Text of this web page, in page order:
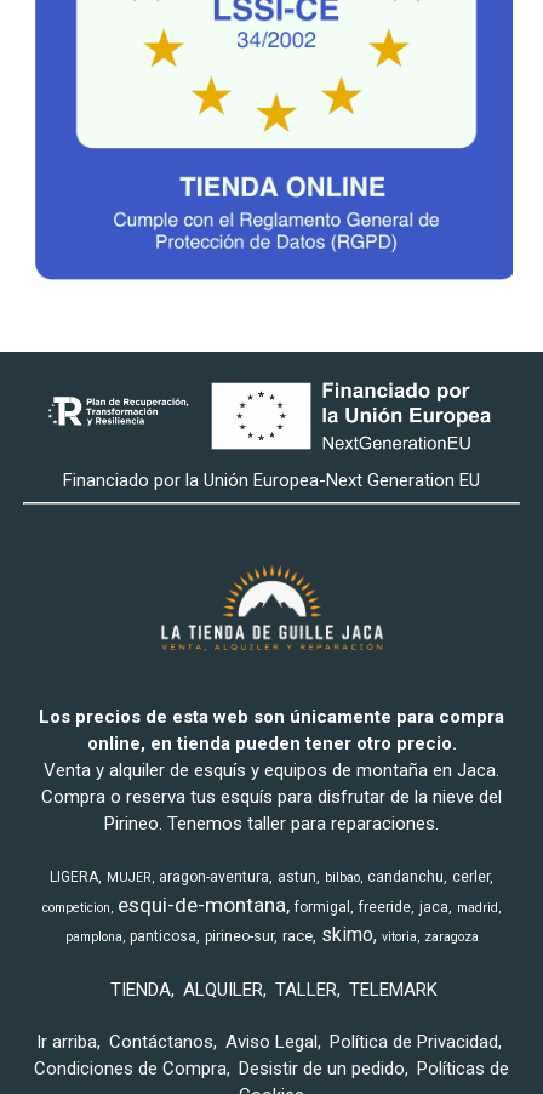
Financiado por la Unión Europea-Next Generation EU
Los precios de esta web son únicamente para compra
online, en tienda pueden tener otro precio.
Venta y alquiler de esquís y equipos de montaña en Jaca.
Compra o reserva tus esquís para disfrutar de la nieve del
Pirineo. Tenemos taller para reparaciones.
LIGERA MUJER aragon-aventura astun bilbao candanchu cerler
competicion esqui-de-montana formigal freeride jaca
madrid
pamplona panticosa pirineo-sur race skimo vitoria zaragoza
TIENDA ALQUILER TALLER TELEMARK
Ir arriba Contáctanos Aviso Legal
Política de Privacidad
Condiciones de Compra Desistir de un pedido
Políticas de